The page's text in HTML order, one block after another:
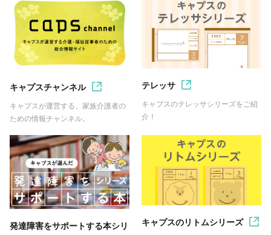
キャプスチャンネル
キャプスが運営する、家族介護者の
ための情報チャンネル。
テレッサ
キャプスのテレッサシリーズをご紹
介！
発達障害をサポートする本シリ
キャプスのリトムシリーズ